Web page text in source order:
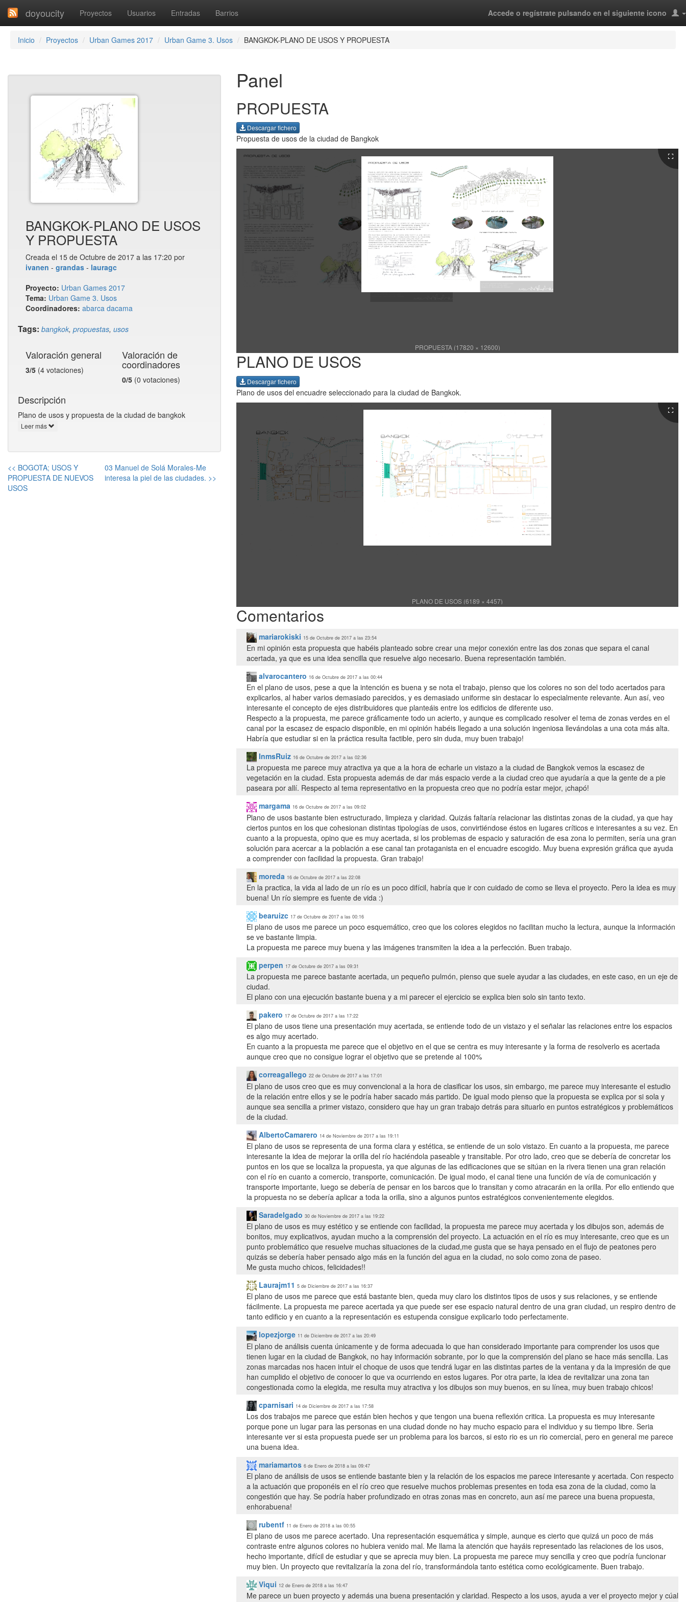
doyoucity Proyectos Usuarios Entradas Barrios Accede o regístrate pulsando en el siguiente icono
Inicio Proyectos Urban Games 2017 Urban Game 3. Usos BANGKOK-PLANO DE USOS Y PROPUESTA
BANGKOK-PLANO DE USOS
Y PROPUESTA
Creada el 15 de Octubre de 2017 a las 17:20 por
ivanen - grandas - lauragc
Proyecto: Urban Games 2017
Tema: Urban Game 3. Usos
Coordinadores: abarca dacama
Tags: bangkok, propuestas, usos
Valoración general
3/5 (4 votaciones)
Valoración de
coordinadores
0/5 (0 votaciones)
Descripción
Plano de usos y propuesta de la ciudad de bangkok
Leer más
<< BOGOTA; USOS Y
PROPUESTA DE NUEVOS
USOS
03 Manuel de Solá Morales-Me
interesa la piel de las ciudades. >>
Panel
PROPUESTA
Descargar fichero
Propuesta de usos de la ciudad de Bangkok
PROPUESTA (17820 × 12600)
PLANO DE USOS
Descargar fichero
Plano de usos del encuadre seleccionado para la ciudad de Bangkok.
PLANO DE USOS (6189 × 4457)
Comentarios
mariarokiski 15 de Octubre de 2017 a las 23:54
En mi opinión esta propuesta que habéis planteado sobre crear una mejor conexión entre las dos zonas que separa el canal
acertada, ya que es una idea sencilla que resuelve algo necesario. Buena representación también.
alvarocantero 16 de Octubre de 2017 a las 00:44
En el plano de usos, pese a que la intención es buena y se nota el trabajo, pienso que los colores no son del todo acertados para
explicarlos, al haber varios demasiado parecidos, y es demasiado uniforme sin destacar lo especialmente relevante. Aun así, veo
interesante el concepto de ejes distribuidores que planteáis entre los edificios de diferente uso.
Respecto a la propuesta, me parece gráficamente todo un acierto, y aunque es complicado resolver el tema de zonas verdes en el
canal por la escasez de espacio disponible, en mi opinión habéis llegado a una solución ingeniosa llevándolas a una cota más alta.
Habría que estudiar si en la práctica resulta factible, pero sin duda, muy buen trabajo!
InmsRuiz 16 de Octubre de 2017 a las 02:36
La propuesta me parece muy atractiva ya que a la hora de echarle un vistazo a la ciudad de Bangkok vemos la escasez de
vegetación en la ciudad. Esta propuesta además de dar más espacio verde a la ciudad creo que ayudaría a que la gente de a pie
paseara por allí. Respecto al tema representativo en la propuesta creo que no podría estar mejor, ¡chapó!
margama 16 de Octubre de 2017 a las 09:02
Plano de usos bastante bien estructurado, limpieza y claridad. Quizás faltaría relacionar las distintas zonas de la ciudad, ya que hay
ciertos puntos en los que cohesionan distintas tipologías de usos, convirtiéndose éstos en lugares críticos e interesantes a su vez. En
cuanto a la propuesta, opino que es muy acertada, si los problemas de espacio y saturación de esa zona lo permiten, sería una gran
solución para acercar a la población a ese canal tan protaganista en el encuadre escogido. Muy buena expresión gráfica que ayuda
a comprender con facilidad la propuesta. Gran trabajo!
moreda 16 de Octubre de 2017 a las 22:08
En la practica, la vida al lado de un río es un poco difícil, habría que ir con cuidado de como se lleva el proyecto. Pero la idea es muy
buena! Un río siempre es fuente de vida :)
bearuizc 17 de Octubre de 2017 a las 00:16
El plano de usos me parece un poco esquemático, creo que los colores elegidos no facilitan mucho la lectura, aunque la información
se ve bastante limpia.
La propuesta me parece muy buena y las imágenes transmiten la idea a la perfección. Buen trabajo.
perpen 17 de Octubre de 2017 a las 09:31
La propuesta me parece bastante acertada, un pequeño pulmón, pienso que suele ayudar a las ciudades, en este caso, en un eje de
ciudad.
El plano con una ejecución bastante buena y a mi parecer el ejercicio se explica bien solo sin tanto texto.
pakero 17 de Octubre de 2017 a las 17:22
El plano de usos tiene una presentación muy acertada, se entiende todo de un vistazo y el señalar las relaciones entre los espacios
es algo muy acertado.
En cuanto a la propuesta me parece que el objetivo en el que se centra es muy interesante y la forma de resolverlo es acertada
aunque creo que no consigue lograr el objetivo que se pretende al 100%
correagallego 22 de Octubre de 2017 a las 17:01
El plano de usos creo que es muy convencional a la hora de clasificar los usos, sin embargo, me parece muy interesante el estudio
de la relación entre ellos y se le podría haber sacado más partido. De igual modo pienso que la propuesta se explica por si sola y
aunque sea sencilla a primer vistazo, considero que hay un gran trabajo detrás para situarlo en puntos estratégicos y problemáticos
de la ciudad.
AlbertoCamarero 14 de Noviembre de 2017 a las 19:11
El plano de usos se representa de una forma clara y estética, se entiende de un solo vistazo. En cuanto a la propuesta, me parece
interesante la idea de mejorar la orilla del río haciéndola paseable y transitable. Por otro lado, creo que se debería de concretar los
puntos en los que se localiza la propuesta, ya que algunas de las edificaciones que se sitúan en la rivera tienen una gran relación
con el río en cuanto a comercio, transporte, comunicación. De igual modo, el canal tiene una función de vía de comunicación y
transporte importante, luego se debería de pensar en los barcos que lo transitan y como atracarán en la orilla. Por ello entiendo que
la propuesta no se debería aplicar a toda la orilla, sino a algunos puntos estratégicos convenientemente elegidos.
Saradelgado 30 de Noviembre de 2017 a las 19:22
El plano de usos es muy estético y se entiende con facilidad, la propuesta me parece muy acertada y los dibujos son, además de
bonitos, muy explicativos, ayudan mucho a la comprensión del proyecto. La actuación en el río es muy interesante, creo que es un
punto problemático que resuelve muchas situaciones de la ciudad,me gusta que se haya pensado en el flujo de peatones pero
quizás se debería haber pensado algo más en la función del agua en la ciudad, no solo como zona de paseo.
Me gusta mucho chicos, felicidades!!
Laurajm11 5 de Diciembre de 2017 a las 16:37
El plano de usos me parece que está bastante bien, queda muy claro los distintos tipos de usos y sus relaciones, y se entiende
fácilmente. La propuesta me parece acertada ya que puede ser ese espacio natural dentro de una gran ciudad, un respiro dentro de
tanto edificio y en cuanto a la representación es estupenda consigue explicarlo todo perfectamente.
lopezjorge 11 de Diciembre de 2017 a las 20:49
El plano de análisis cuenta únicamente y de forma adecuada lo que han considerado importante para comprender los usos que
tienen lugar en la ciudad de Bangkok, no hay información sobrante, por lo que la comprensión del plano se hace más sencilla. Las
zonas marcadas nos hacen intuir el choque de usos que tendrá lugar en las distintas partes de la ventana y da la impresión de que
han cumplido el objetivo de conocer lo que va ocurriendo en estos lugares. Por otra parte, la idea de revitalizar una zona tan
congestionada como la elegida, me resulta muy atractiva y los dibujos son muy buenos, en su línea, muy buen trabajo chicos!
cparnisari 14 de Diciembre de 2017 a las 17:58
Los dos trabajos me parece que están bien hechos y que tengon una buena reflexión critica. La propuesta es muy interesante
porque pone un lugar para las personas en una ciudad donde no hay mucho espacio para el individuo y su tiempo libre. Seria
interesante ver si esta propuesta puede ser un problema para los barcos, si esto rio es un rio comercial, pero en general me parece
una buena idea.
mariamartos 6 de Enero de 2018 a las 09:47
El plano de análisis de usos se entiende bastante bien y la relación de los espacios me parece interesante y acertada. Con respecto
a la actuación que proponéis en el río creo que resuelve muchos problemas presentes en toda esa zona de la ciudad, como la
congestión que hay. Se podría haber profundizado en otras zonas mas en concreto, aun así me parece una buena propuesta,
enhorabuena!
rubentf 11 de Enero de 2018 a las 00:55
El plano de usos me parece acertado. Una representación esquemática y simple, aunque es cierto que quizá un poco de más
contraste entre algunos colores no hubiera venido mal. Me llama la atención que hayáis representado las relaciones de los usos,
hecho importante, difícil de estudiar y que se aprecia muy bien. La propuesta me parece muy sencilla y creo que podría funcionar
muy bien. Un proyecto que revitalizaría la zona del río, transformándola tanto estética como ecológicamente. Buen trabajo.
Viqui 12 de Enero de 2018 a las 16:47
Me parece un buen proyecto y además una buena presentación y claridad. Respecto a los usos, ayuda a ver el proyecto mejor y cúal